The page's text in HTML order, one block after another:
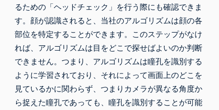
るための「ヘッドチェック」を行う際にも確認できま
す。顔が認識されると、当社のアルゴリズムは顔の各
部位を特定することができます。このステップがなけ
れば、アルゴリズムは目をどこで探せばよいのか判断
できません。つまり、アルゴリズムは瞳孔を識別する
ように学習されており、それによって画面上のどこを
見ているかに関わらず、つまりカメラが異なる角度か
ら捉えた瞳孔であっても、瞳孔を識別することが可能